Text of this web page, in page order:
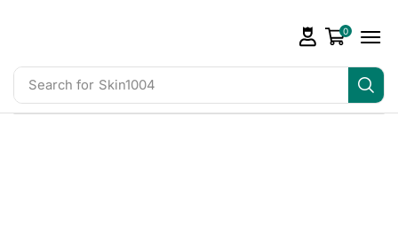
Search for Skin1004
0